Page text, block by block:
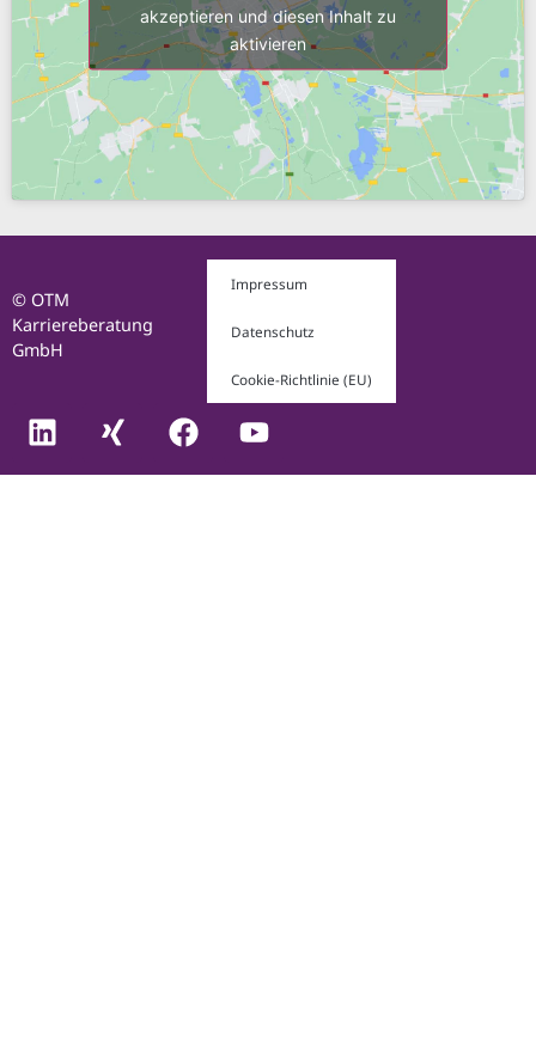
akzeptieren und diesen Inhalt zu
aktivieren
© OTM
Karriereberatung
GmbH
Impressum
Datenschutz
Cookie-Richtlinie (EU)